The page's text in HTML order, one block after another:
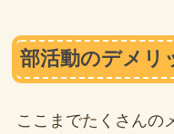
部活動のデメリ
ここまでたくさんの